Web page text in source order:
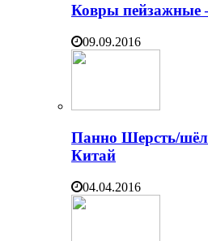
Ковры пейзажные
09.09.2016
Панно Шерсть/
Китай
04.04.2016